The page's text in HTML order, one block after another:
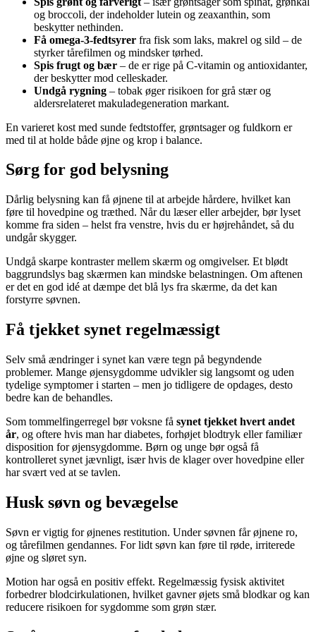
og broccoli, der indeholder lutein og zeaxanthin, som
beskytter nethinden.
Få omega-3-fedtsyrer fra fisk som laks, makrel og sild – de
styrker tårefilmen og mindsker tørhed.
Spis frugt og bær – de er rige på C-vitamin og antioxidanter,
der beskytter mod celleskader.
Undgå rygning – tobak øger risikoen for grå stær og
aldersrelateret makuladegeneration markant.
En varieret kost med sunde fedtstoffer, grøntsager og fuldkorn er
med til at holde både øjne og krop i balance.
Sørg for god belysning
Dårlig belysning kan få øjnene til at arbejde hårdere, hvilket kan
føre til hovedpine og træthed. Når du læser eller arbejder, bør lyset
komme fra siden – helst fra venstre, hvis du er højrehåndet, så du
undgår skygger.
Undgå skarpe kontraster mellem skærm og omgivelser. Et blødt
baggrundslys bag skærmen kan mindske belastningen. Om aftenen
er det en god idé at dæmpe det blå lys fra skærme, da det kan
forstyrre søvnen.
Få tjekket synet regelmæssigt
Selv små ændringer i synet kan være tegn på begyndende
problemer. Mange øjensygdomme udvikler sig langsomt og uden
tydelige symptomer i starten – men jo tidligere de opdages, desto
bedre kan de behandles.
Som tommelfingerregel bør voksne få synet tjekket hvert andet
år, og oftere hvis man har diabetes, forhøjet blodtryk eller familiær
disposition for øjensygdomme. Børn og unge bør også få
kontrolleret synet jævnligt, især hvis de klager over hovedpine eller
har svært ved at se tavlen.
Husk søvn og bevægelse
Søvn er vigtig for øjnenes restitution. Under søvnen får øjnene ro,
og tårefilmen gendannes. For lidt søvn kan føre til røde, irriterede
øjne og sløret syn.
Motion har også en positiv effekt. Regelmæssig fysisk aktivitet
forbedrer blodcirkulationen, hvilket gavner øjets små blodkar og kan
reducere risikoen for sygdomme som grøn stær.